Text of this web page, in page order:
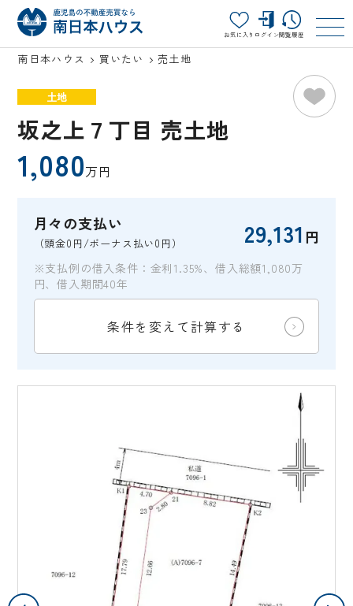
お気に入り ログイン閲覧履歴
南日本ハウス 買いたい 売土地
土地
坂之上７丁目 売土地
1,080万円
月々の支払い
（頭金0円/ボーナス払い0円） 29,131 円
※支払例の借入条件：金利1.35%、借入総額1,080万
円、借入期間40年
条件を変えて計算する